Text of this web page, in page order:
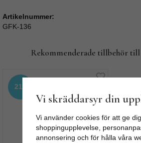
Artikelnummer:
GFK-136
Rekommenderade tillbehör
21%
Vi skräddarsyr din
Vi använder cookies för att ge
shoppingupplevelse,
annonsering och för hålla våra